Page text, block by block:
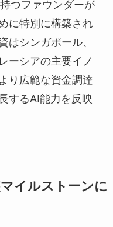
つファウンダーが
に特別に構築され
はシンガポール、
ーシアの主要イノ
り広範な資金調達
するAI能力を反映
イルストーンに